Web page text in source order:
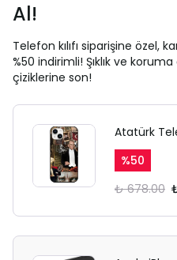
Al!
Telefon kılıfı siparişine özel,
%50 indirimli! Şıklık ve
çiziklerine son!
Atatürk
%50
₺ 678.00